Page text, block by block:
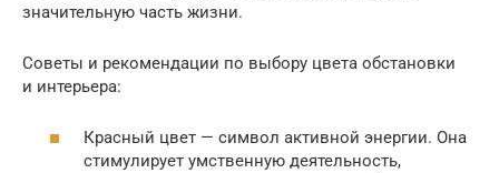
значительную часть жизни.
Советы и рекомендации по выбору цвета обстановки
и интерьера:
Красный цвет — символ активной энергии. Она
стимулирует умственную деятельность,